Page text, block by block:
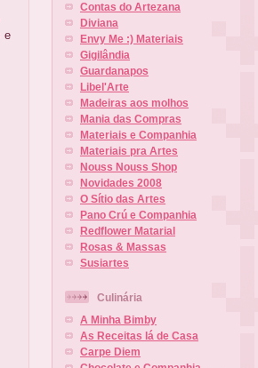
e
Contas do Artezana
Diviana
Envy Me :) Materiais
Gigilândia
Guardanapos
Libel'Arte
Madeiras aos molhos
Mania das Compras
Materiais e Companhia
Materiais pra Artes
Nouss Nouss Shop
Novidades 2008
O Sítio das Artes
Pano Crú e Companhia
Redflower Matarial
Rosas & Massas
Susiartes
Culinária
A Minha Bimby
As Receitas lá de Casa
Carpe Diem